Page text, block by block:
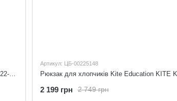
Артикул: ЦБ-00225148
2 749 грн
2 199 грн